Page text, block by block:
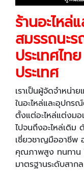
ร้านอะไห
สมรรถนะ
ประเทศไ
ประเทศ
เราเป็นผู้จัดจำหน่า
ในอะไหล่และอุปก
ตั้งแต่อะไหล่แต่งมอ
ไปจนถึงอะไหล่เดิม
เชี่ยวชาญมืออาชีพ
คุณภาพสูง ทนทาน
มาตรฐานระดับสากล